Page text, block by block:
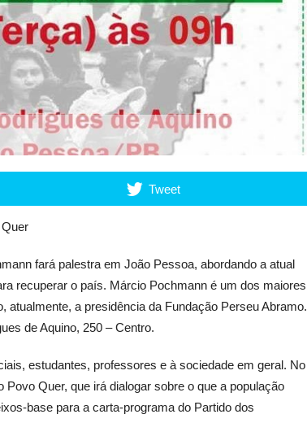
Tweet
fará palestra em João Pessoa, abordando a atual
recuperar o país. Márcio Pochmann é um dos maiores
a presidência da Fundação Perseu Abramo.
de Aquino, 250 – Centro.
estudantes, professores e à sociedade em geral. No
Quer, que irá dialogar sobre o que a população
base para a carta-programa do Partido dos